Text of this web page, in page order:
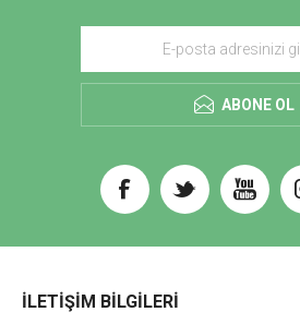
ABONE OL
İLETIŞIM BILGILERI